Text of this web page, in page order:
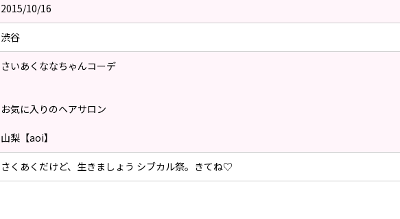
2015/10/16
渋谷
さいあくななちゃんコーデ
お気に入りのヘアサロン
山梨【aoi】
さくあくだけど、生きましょう シブカル祭。きてね♡